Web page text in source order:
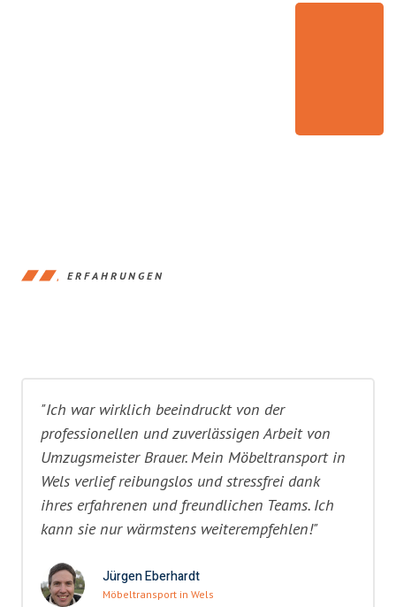
ERFAHRUNGEN
"Ich war wirklich beeindruckt von der
professionellen und zuverlässigen Arbeit von
Umzugsmeister Brauer. Mein Möbeltransport in
Wels verlief reibungslos und stressfrei dank
ihres erfahrenen und freundlichen Teams. Ich
kann sie nur wärmstens weiterempfehlen!"
Jürgen Eberhardt
Möbeltransport in Wels